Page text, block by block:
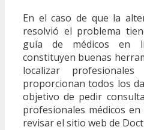
En el caso de que la
resolvió el problema
guía de médicos en
constituyen buenas
localizar
proporcionan todos los
objetivo de pedir
profesionales médicos
revisar el sitio web de